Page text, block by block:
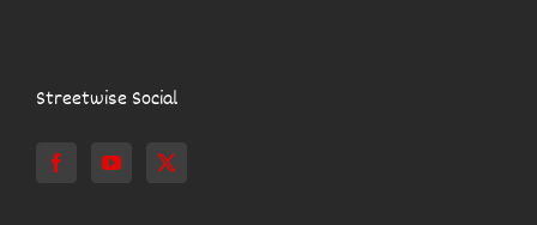
Streetwise Social